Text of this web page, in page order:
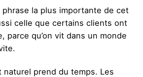
phrase la plus importante de cet
celle que certains clients ont
parce qu’on vit dans un monde
naturel prend du temps. Les